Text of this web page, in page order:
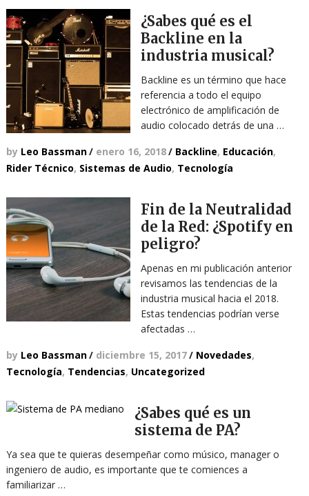
¿Sabes qué es el
Backline en la
industria musical?
Backline es un término que hace
referencia a todo el equipo
electrónico de amplificación de
audio colocado detrás de una …
by Leo Bassman/ enero 16, 2018/ Backline, Educación,
Rider Técnico, Sistemas de Audio, Tecnología
Fin de la Neutralidad
de la Red: ¿Spotify en
peligro?
Apenas en mi publicación anterior
revisamos las tendencias de la
industria musical hacia el 2018.
Estas tendencias podrían verse
afectadas …
by Leo Bassman/ diciembre 15, 2017/ Novedades,
Tecnología, Tendencias, Uncategorized
¿Sabes qué es un
sistema de PA?
Ya sea que te quieras desempeñar como músico, manager o
ingeniero de audio, es importante que te comiences a
familiarizar …